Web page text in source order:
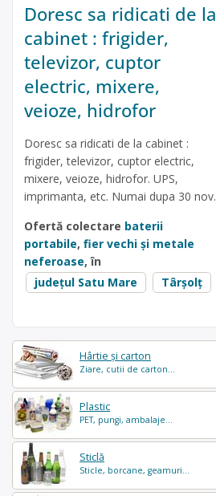
Hârtie și carton
Ziare, cutii de carton...
Plastic
PET, pungi, ambalaje...
Sticlă
Sticle, borcane, geamuri...
Doresc sa ridicati de la
cabinet : frigider,
televizor, cuptor
electric, mixere,
veioze, hidrofor
Doresc sa ridicati de la cabinet :
frigider, televizor, cuptor electric,
mixere, veioze, hidrofor. UPS,
imprimanta, etc. Numai dupa 30 nov.
Ofertă colectare baterii
portabile, fier vechi și metale
neferoase, în
județul Satu Mare
Târşolţ